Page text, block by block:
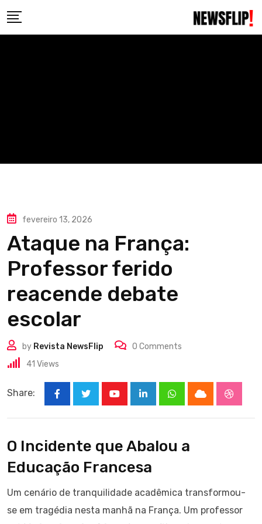
to
fevereiro 13, 2026
Ataque na França:
Professor ferido
reacende debate
escolar
by Revista NewsFlip 0 Comments
41 Views
Share:
LinkedInWhatsappCloud
O Incidente que Abalou a
Educação Francesa
Um cenário de tranquilidade acadêmica transformou-
se em tragédia nesta manhã na França. Um professor